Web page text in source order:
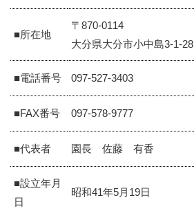
■所在地
〒870-0114
大分県大分市小中島3-1-28
■電話番号 097-527-3403
■FAX番号 097-578-9777
■代表者 園長 佐藤 有香
■設立年月
日
昭和41年5月19日